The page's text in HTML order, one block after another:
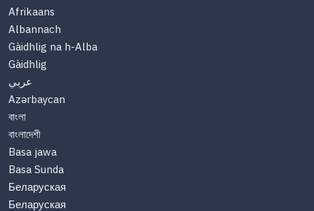
Afrikaans
Albannach
Gàidhlig na h-Alba
Gàidhlig
عربي
Azərbaycan
বাংলা
বাংলাদেশী
Basa jawa
Basa Sunda
Беларуская
Беларуская